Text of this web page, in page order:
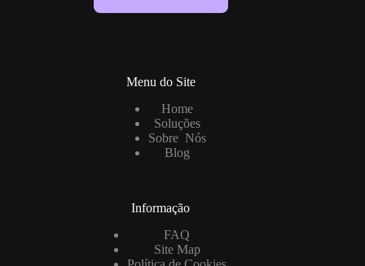
l
Menu do Site
Home
Soluções
Sobre Nós
Blog
Informação
FAQ
Site Map